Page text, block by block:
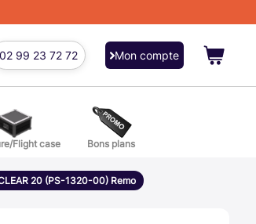
02 99 23 72 72 Mon compte
Flight case Bons plans
20 (PS-1320-00) Remo